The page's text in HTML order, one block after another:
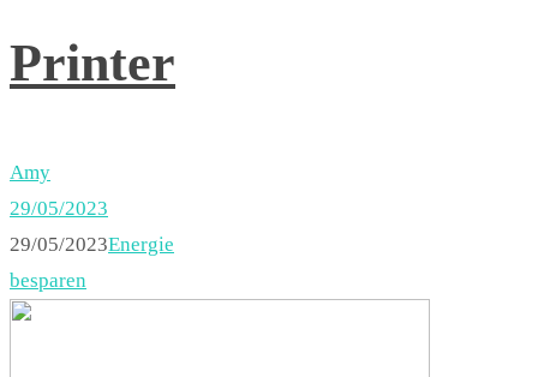
Printer
Amy
29/05/2023
29/05/2023Energie
besparen